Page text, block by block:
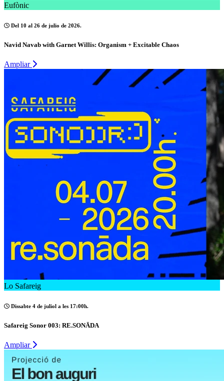
Eufònic
Del 10 al 26 de julio de 2026.
Navid Navab with Garnet Willis: Organism + Excitable Chaos
Ampliar
Lo Safareig
Dissabte 4 de juliol a les 17:00h.
Safareig Sonor 003: RE.SONĀDA
Ampliar